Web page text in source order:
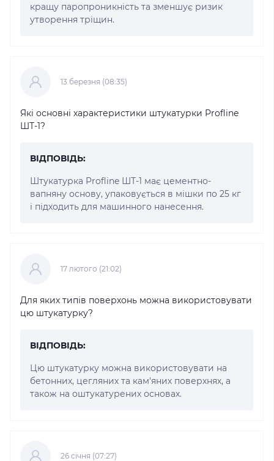
кращу паропроникність та зменшує ризик
утворення тріщин.
13 березня (08:35)
Які основні характеристики штукатурки Profline
ШТ-1?
ВІДПОВІДЬ:
Штукатурка Profline ШТ-1 має цементно-
вапняну основу, упаковується в мішки по 25 кг
і підходить для машинного нанесення.
17 лютого (21:02)
Для яких типів поверхонь можна використовувати
цю штукатурку?
ВІДПОВІДЬ:
Цю штукатурку можна використовувати на
бетонних, цегляних та кам'яних поверхнях, а
також на оштукатурених основах.
26 cічня (07:27)